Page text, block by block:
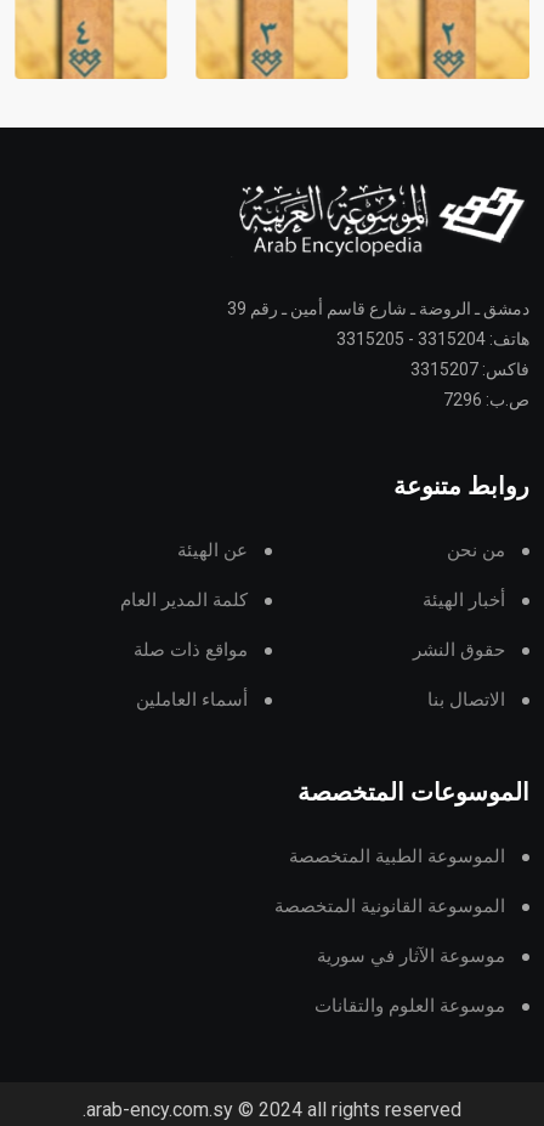
دمشق ـ الروضة ـ شارع قاسم أمين ـ رقم 39
هاتف: 3315204 - 3315205
فاكس: 3315207
ص.ب: 7296
روابط متنوعة
من نحن عن الهيئة
أخبار الهيئة كلمة المدير العام
حقوق النشر مواقع ذات صلة
الاتصال بنا أسماء العاملين
الموسوعات المتخصصة
الموسوعة الطبية المتخصصة
الموسوعة القانونية المتخصصة
موسوعة الآثار في سورية
موسوعة العلوم والتقانات
arab-ency.com.sy © 2024 all rights reserved.